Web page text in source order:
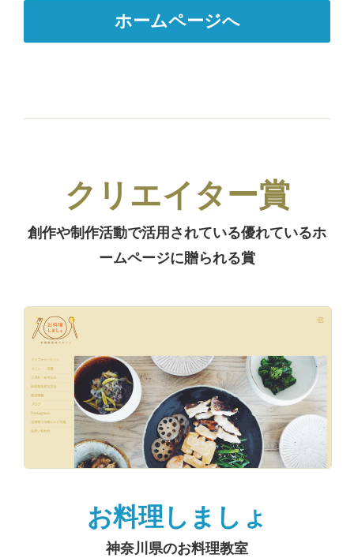
ホームページへ
クリエイター賞
創作や制作活動で活用されている優れているホ
ームページに贈られる賞
お料理しましょ
神奈川県のお料理教室